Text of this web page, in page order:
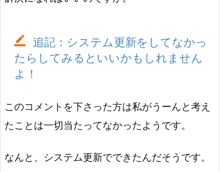
追記：システム更新をしてなかっ
たらしてみるといいかもしれません
よ！
このコメントを下さった方は私がうーんと考え
たことは一切当たってなかったようです。
なんと、システム更新でできたんだそうです。